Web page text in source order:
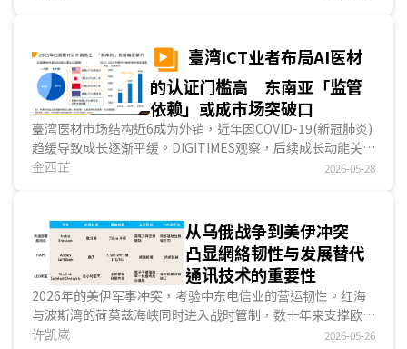
与频谱規劃持续推动相关发展，并讨论850MHz频谱开放的可
能性，使Wi-Fi HaLow再度成为全球Sub-GHz无线通讯市场
发展所关注的焦点。...
臺湾ICT业者布局AI医材
的认证门槛高 东南亚「监管
依赖」或成市场突破口
臺湾医材市场结构近6成为外销，近年因COVID-19(新冠肺炎)
趋缓导致成长逐渐平缓。DIGITIMES观察，后续成长动能关键
在于从传统医材制造，转向AI/ML产品加值。由于大型医疗设
助应用。整体而言，臺湾AI/ML医材的机会在于軟件加值与临
床流程整合；挑战则在于医材认证周期长，后续发展策略应以
成熟市场取证建立基础，透过东南亚医材监管依赖机制，将单
一产品认证，延伸为多国市场效益。...
金西芷 2026-05-28
从乌俄战争到美伊冲突
凸显網絡韧性与发展替代
通讯技术的重要性
2026年的美伊军事冲突，考验中东电信业的营运韧性。红海
与波斯湾的荷莫兹海峡同时进入战时管制，数十年来支撑欧亚
非数据往来的海底电缆路由，在几周内几近瘫痪；地面基础设
许凯崴 2026-05-26